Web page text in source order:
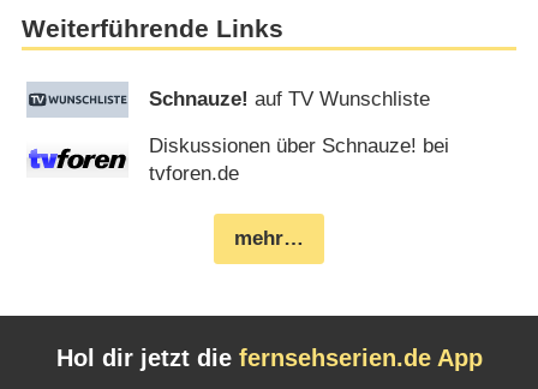
Weiterführende Links
Schnauze! auf TV Wunschliste
Diskussionen über Schnauze! bei
tvforen.de
mehr…
Hol dir jetzt die fernsehserien.de App